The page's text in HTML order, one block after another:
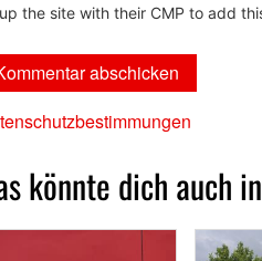
the site with their CMP to add
könnte dich auch